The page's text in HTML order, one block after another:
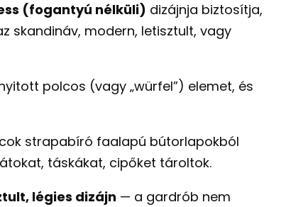
(fogantyú nélküli) dizájnja biztosítja,
skandináv, modern, letisztult, vagy
polcos (vagy „würfel”) elemet, és
strapabíró faalapú bútorlapokból
táskákat, cipőket tároltok.
légies dizájn — a gardrób nem